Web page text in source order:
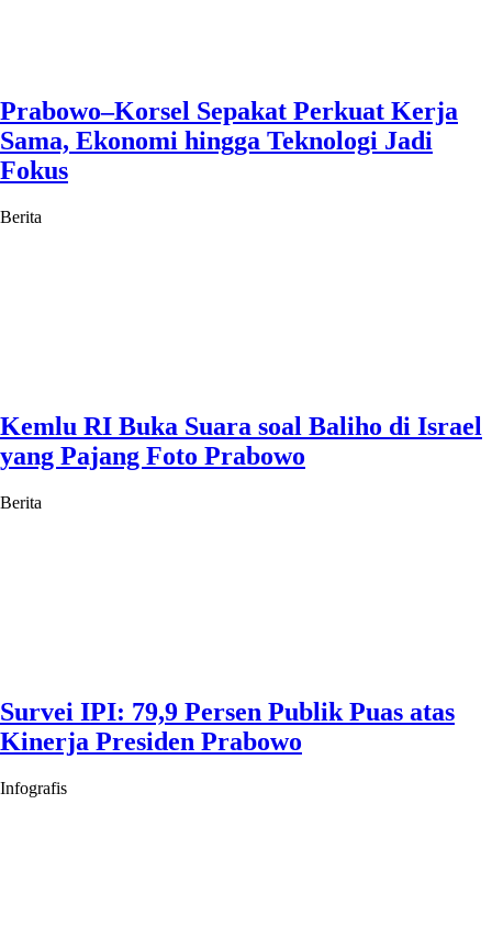
Prabowo–Korsel Sepakat Perkuat Kerja
Sama, Ekonomi hingga Teknologi Jadi
Fokus
Berita
Kemlu RI Buka Suara soal Baliho di Israel
yang Pajang Foto Prabowo
Berita
Survei IPI: 79,9 Persen Publik Puas atas
Kinerja Presiden Prabowo
Infografis